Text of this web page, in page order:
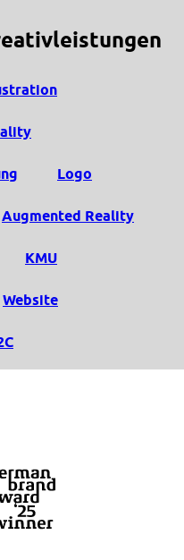
Logo
Augmented Reality
KMU
Website